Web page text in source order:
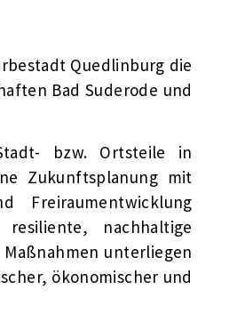
Quedlinburg die
Bad Suderode und
bzw. Ortsteile in
Zukunftsplanung mit
Freiraumentwicklung
nachhaltige
unterliegen
ökonomischer und